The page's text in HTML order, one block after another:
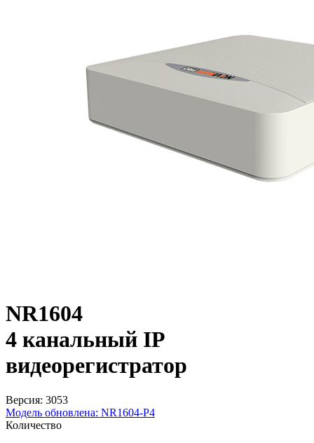
NR1604
4 канальный IP
видеорегистратор
Версия: 3053
Модель обновлена: NR1604-P4
Количество